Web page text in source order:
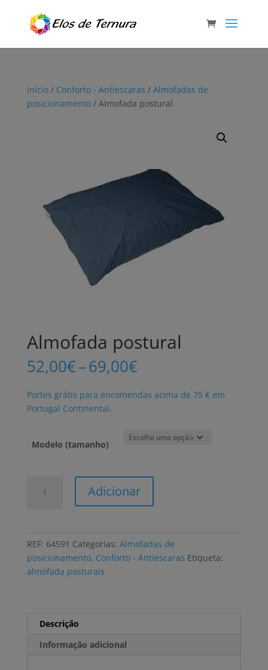
Início/ Conforto - Antiescaras / Almofadas de
posicionamento/ Almofada postural
Almofada postural
52,00€–69,00€Price
range:
52,00€
Portes grátis para encomendas acima de 75 € em
Portugal Continental.
Modelo (tamanho)
Adicionar
REF: 64591 Categorias: Almofadas de
posicionamento, Conforto - Antiescaras Etiqueta:
almofada posturais
Descrição
Informação adicional